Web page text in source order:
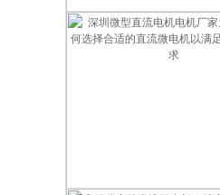
直流微电机的主要应用